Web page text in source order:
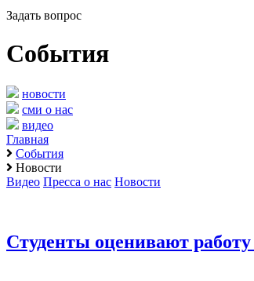
Задать вопрос
События
новости
сми о нас
видео
Главная
События
Новости
Видео Пресса о нас Новости
Студенты оценивают